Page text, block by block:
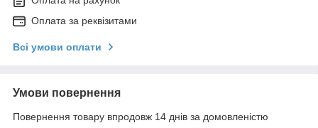
Оплата за реквізитами
Всі умови оплати
Умови повернення
Повернення товару впродовж 14 днів за домовленістю